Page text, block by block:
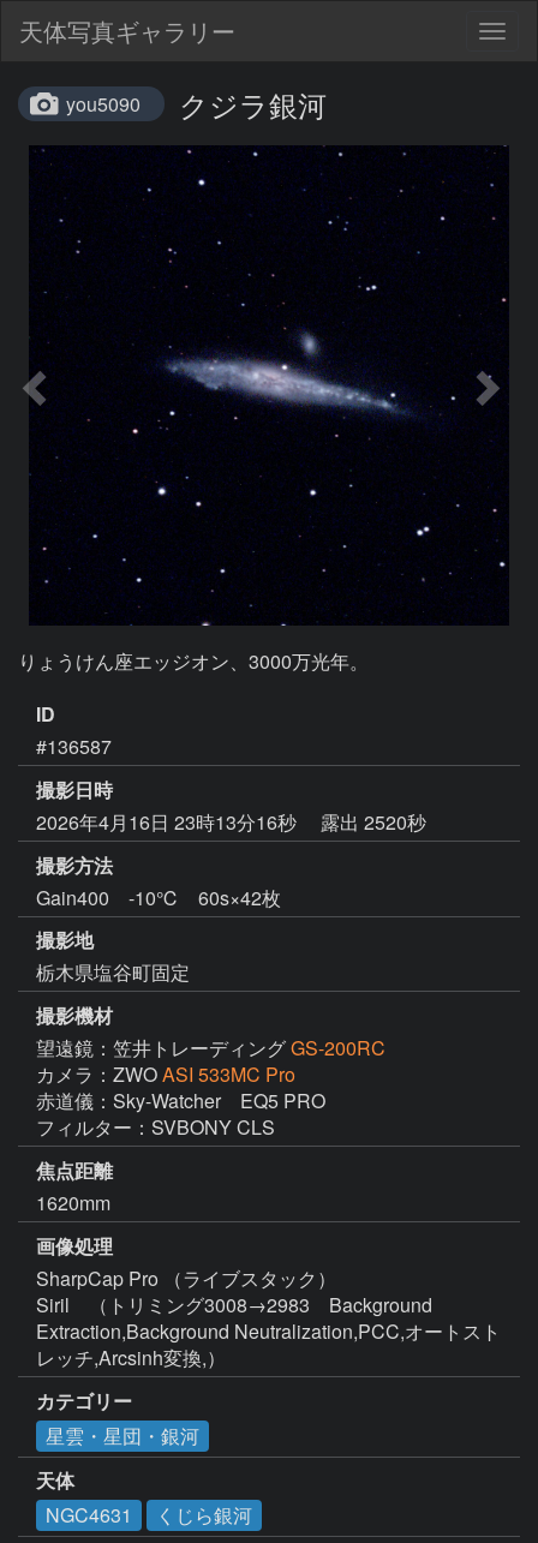
天体写真ギャラリー
you5090 クジラ銀河
りょうけん座エッジオン、3000万光年。
ID
#136587
撮影日時
2026年4月16日 23時13分16秒
露出 2520秒
撮影方法
Gain400 -10℃ 60s×42枚
撮影地
栃木県塩谷町固定
撮影機材
望遠鏡：笠井トレーディングGS-200RC
カメラ：ZWOASI 533MC Pro
赤道儀：Sky-Watcher　EQ5 PRO
フィルター：SVBONY CLS
焦点距離
1620mm
画像処理
SharpCap Pro （ライブスタック）
Siril　（トリミング3008→2983　Background
Extraction,Background Neutralization,PCC,オートスト
レッチ,Arcsinh変換,）
カテゴリー
星雲・星団・銀河
天体
NGC4631
くじら銀河